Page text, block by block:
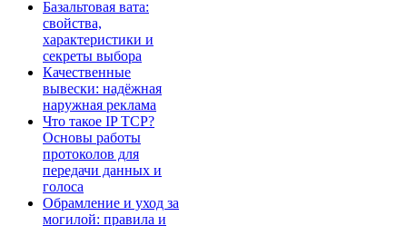
Базальтовая вата:
свойства,
характеристики и
секреты выбора
Качественные
вывески: надёжная
наружная реклама
Что такое IP TCP?
Основы работы
протоколов для
передачи данных и
голоса
Обрамление и уход за
могилой: правила и